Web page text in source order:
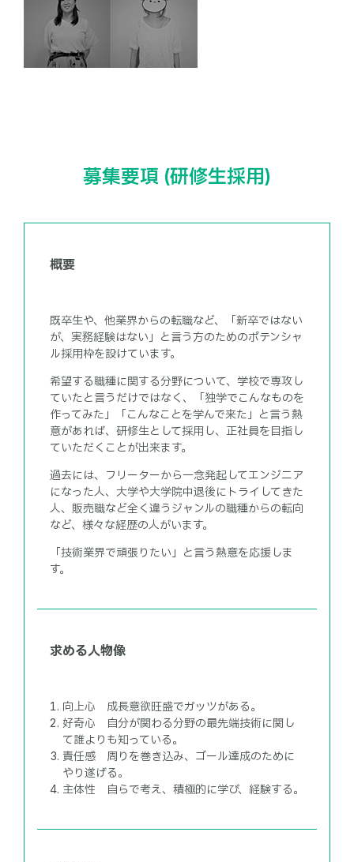
募集要項 (研修生採用)
概要
既卒生や、他業界からの転職など、「新卒ではない
が、実務経験はない」と言う方のためのポテンシャ
ル採用枠を設けています。
希望する職種に関する分野について、学校で専攻し
ていたと言うだけではなく、「独学でこんなものを
作ってみた」「こんなことを学んで来た」と言う熱
意があれば、研修生として採用し、正社員を目指し
ていただくことが出来ます。
過去には、フリーターから一念発起してエンジニア
になった人、大学や大学院中退後にトライしてきた
人、販売職など全く違うジャンルの職種からの転向
など、様々な経歴の人がいます。
「技術業界で頑張りたい」と言う熱意を応援しま
す。
求める人物像
向上心 成長意欲旺盛でガッツがある。
好奇心 自分が関わる分野の最先端技術に関し
て誰よりも知っている。
責任感 周りを巻き込み、ゴール達成のために
やり遂げる。
主体性 自らで考え、積極的に学び、経験する。